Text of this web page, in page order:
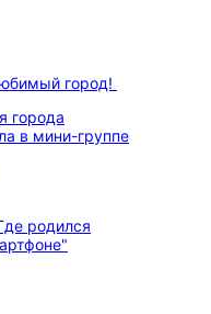
город!
города
в мини-группе